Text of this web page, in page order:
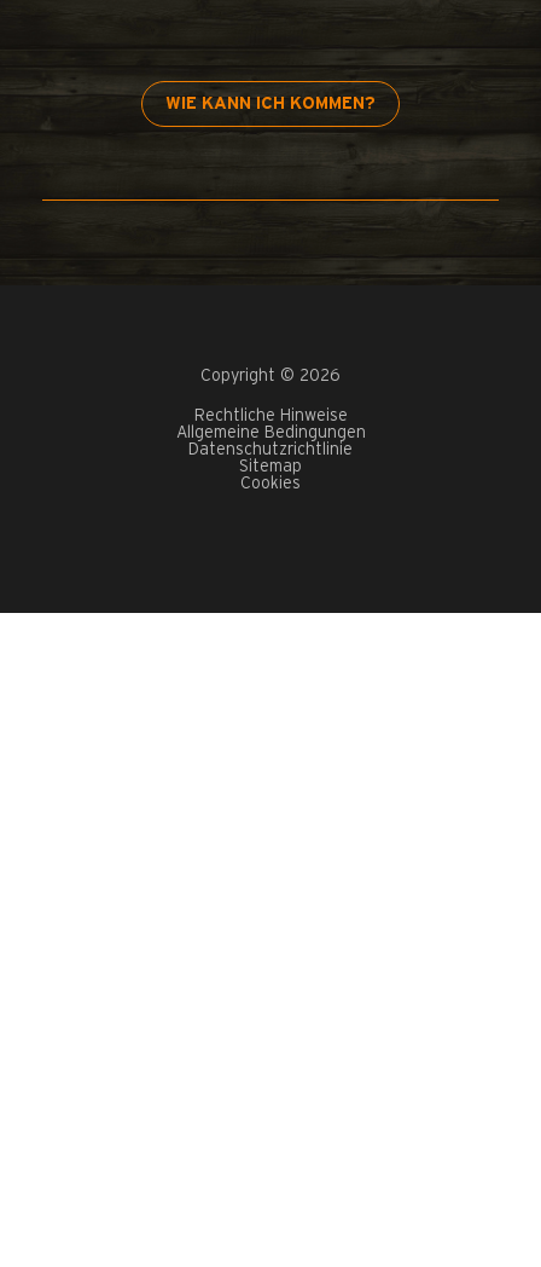
WIE KANN ICH KOMMEN?
Copyright © 2026
Rechtliche Hinweise
Allgemeine Bedingungen
Datenschutzrichtlinie
Sitemap
Cookies